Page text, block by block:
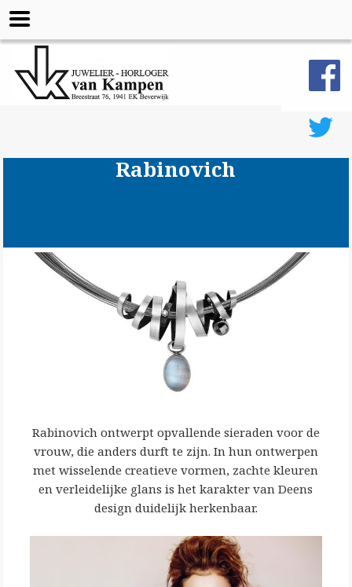
Rabinovich
Rabinovich ontwerpt opvallende sieraden voor de
vrouw, die anders durft te zijn. In hun ontwerpen
met wisselende creatieve vormen, zachte kleuren
en verleidelijke glans is het karakter van Deens
design duidelijk herkenbaar.